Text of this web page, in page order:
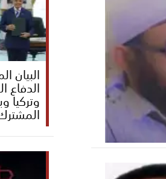
البيان
الدفاع
وتركيا